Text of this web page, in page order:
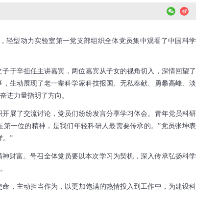
轻型动力实验室第一党支部组织全体党员集中观看了中国科学
于辛担任主讲嘉宾，两位嘉宾从子女的视角切入，深情回望了
生动展现了老一辈科学家科技报国、无私奉献、勇攀高峰、淡
进力量指明了方向。
展了交流讨论，党员们纷纷发言分享学习体会。青年党员科研
一位的精神，是我们年轻科研人最需要传承的。”党员张坤表
。”
财富。号召全体党员要以本次学习为契机，深入传承弘扬科学
，主动担当作为，以更加饱满的热情投入到工作中，为建设科